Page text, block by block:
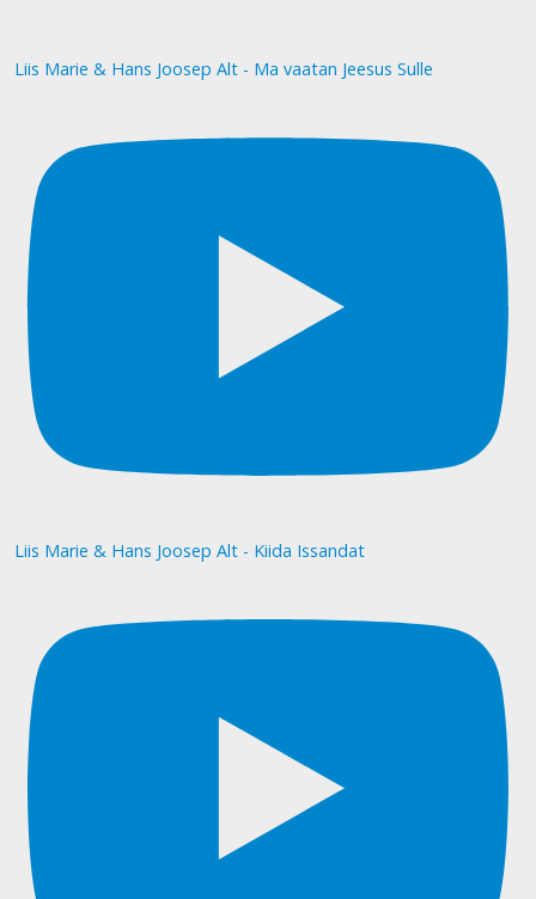
Liis Marie & Hans Joosep Alt - Ma vaatan Jeesus Sulle
Liis Marie & Hans Joosep Alt - Kiida Issandat